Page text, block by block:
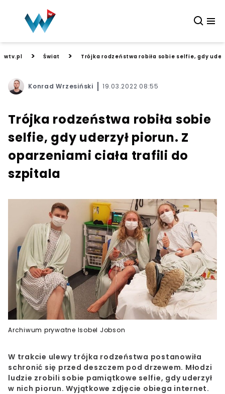
wtv.pl > Świat > Trójka rodzeństwa robiła sobie selfie, gdy
Konrad Wrzesiński 19.03.2022 08:55
Trójka rodzeństwa robiła sobie
selfie, gdy uderzył piorun. Z
oparzeniami ciała trafili do
szpitala
Archiwum prywatne Isobel Jobson
W trakcie ulewy trójka rodzeństwa postanowiła
schronić się przed deszczem pod drzewem. Młodzi
ludzie zrobili sobie pamiątkowe selfie, gdy uderzył
w nich piorun. Wyjątkowe zdjęcie obiega internet.